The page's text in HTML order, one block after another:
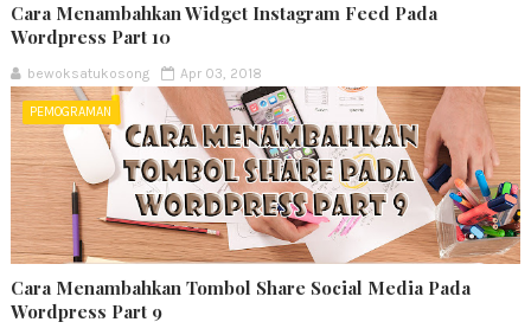
Cara Menambahkan Widget Instagram Feed Pada
Wordpress Part 10
bewoksatukosong Apr 03, 2018
PEMOGRAMAN
Cara Menambahkan Tombol Share Social Media Pada
Wordpress Part 9